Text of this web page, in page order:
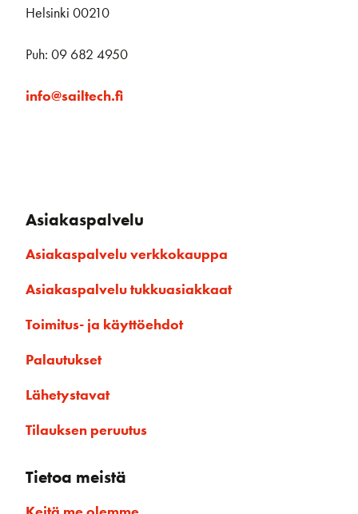
Helsinki 00210
Puh: 09 682 4950
info@sailtech.fi
Asiakaspalvelu
Asiakaspalvelu verkkokauppa
Asiakaspalvelu tukkuasiakkaat
Toimitus- ja käyttöehdot
Palautukset
Lähetystavat
Tilauksen peruutus
Tietoa meistä